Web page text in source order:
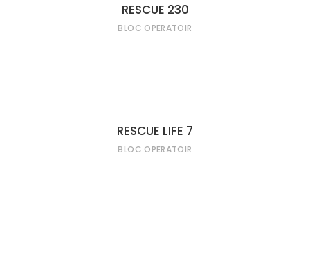
LIRE LA SUITE
RESCUE 230
BLOC OPERATOIR
LIRE LA SUITE
RESCUE LIFE 7
BLOC OPERATOIR